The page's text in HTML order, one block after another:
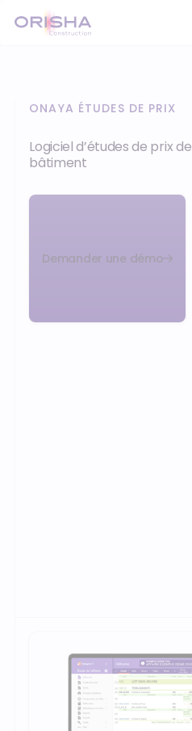
ONAYA ÉTUDES DE PRIX
Logiciel d’études de prix de
bâtiment
Demander une démo